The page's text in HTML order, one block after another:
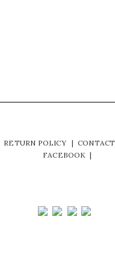
RETURN POLICY | CONTACT
FACEBOOK |